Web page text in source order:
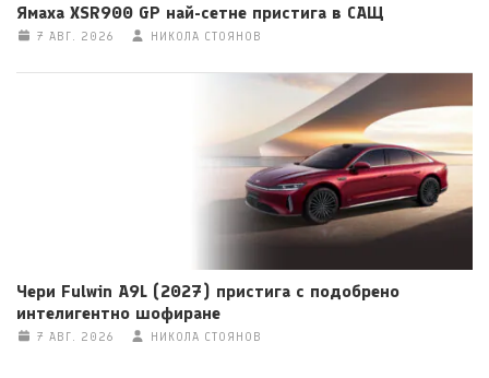
Ямаха XSR900 GP най-сетне пристига в САЩ
7 АВГ. 2026 НИКОЛА СТОЯНОВ
Чери Fulwin A9L (2027) пристига с подобрено
интелигентно шофиране
7 АВГ. 2026 НИКОЛА СТОЯНОВ